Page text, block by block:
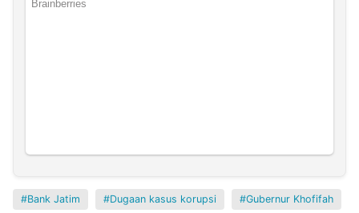
Bank Jatim Dugaan kasus korupsi Gubernur Khofifah